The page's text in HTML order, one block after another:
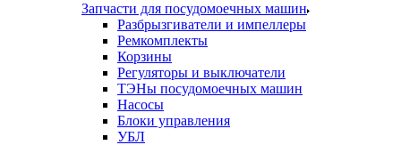
Запчасти для посудомоечных машин
Разбрызгиватели и импеллеры
Ремкомплекты
Корзины
Регуляторы и выключатели
ТЭНы посудомоечных машин
Насосы
Блоки управления
УБЛ